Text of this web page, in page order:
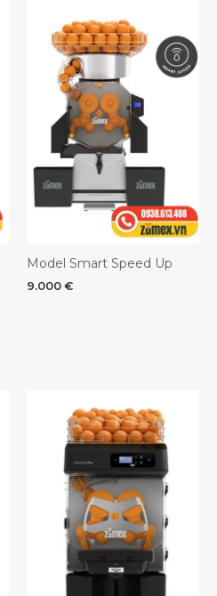
Model Smart Speed Up
9.000 €